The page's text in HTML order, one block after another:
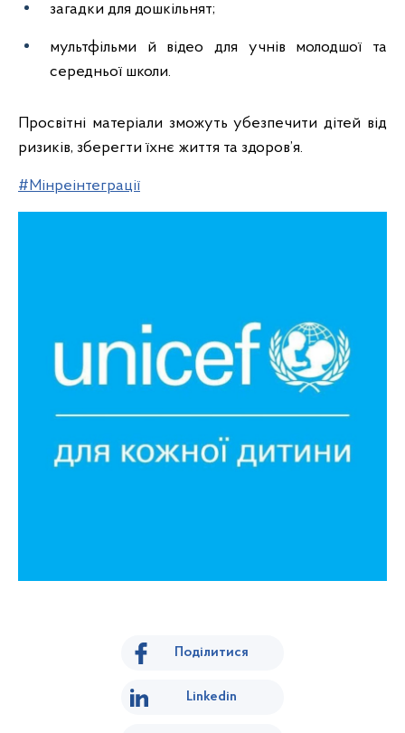
загадки для дошкільнят;
мультфільми й відео для учнів молодшої та
середньої школи.
Просвітні матеріали зможуть убезпечити дітей від
ризиків, зберегти їхнє життя та здоров’я.
#Мінреінтеграції
Поділитися
Linkedin